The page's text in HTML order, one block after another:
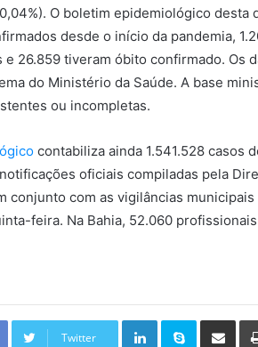
O boletim epidemiológico
desde o início da pandemia,
26.859 tiveram óbito confirmado. Os
do Ministério da Saúde. A base
ou incompletas.
contabiliza ainda 1.541.528 casos
oficiais compiladas pela
conjunto com as vigilâncias
feira. Na Bahia, 52.060
Twitter
Linkedin Skype